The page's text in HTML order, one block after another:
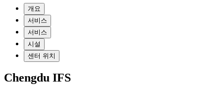
개요
서비스
서비스
시설
센터 위치
Chengdu IFS